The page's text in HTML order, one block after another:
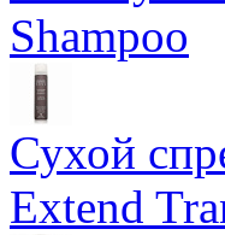
Shampoo
Сухой
Extend